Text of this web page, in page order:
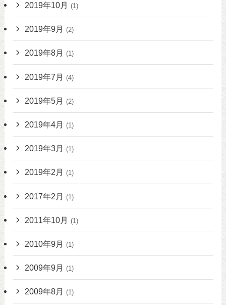
2019年10月 (1)
2019年9月 (2)
2019年8月 (1)
2019年7月 (4)
2019年5月 (2)
2019年4月 (1)
2019年3月 (1)
2019年2月 (1)
2017年2月 (1)
2011年10月 (1)
2010年9月 (1)
2009年9月 (1)
2009年8月 (1)